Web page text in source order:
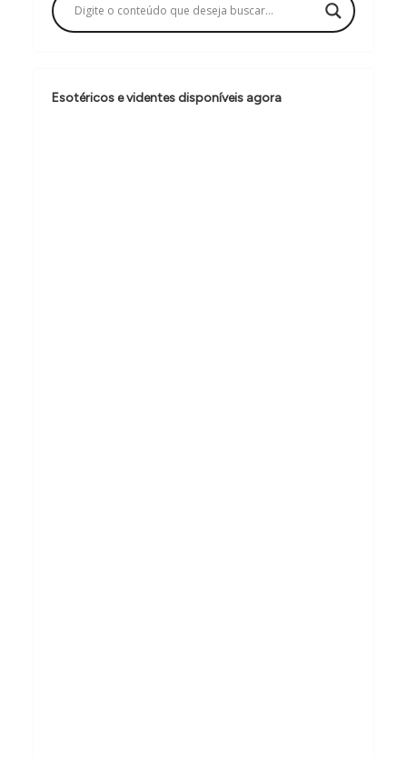
a
ç
o
Esotéricos e videntes disponíveis agora